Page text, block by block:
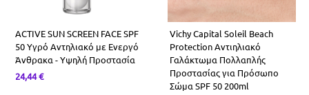
ACTIVE SUN SCREEN FACE SPF
50 Υγρό Αντηλιακό με Ενεργό
Άνθρακα - Υψηλή Προστασία
24,44€
Vichy Capital Soleil Beach
Protection Αντιηλιακό
Γαλάκτωμα Πολλαπλής
Προστασίας για Πρόσωπο
Σώμα SPF 50 200ml